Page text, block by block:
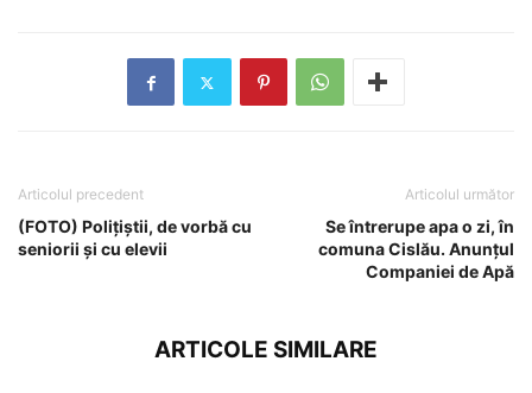
Articolul precedent
(FOTO) Polițiștii, de vorbă cu
seniorii și cu elevii
Articolul următor
Se întrerupe apa o zi, în
comuna Cislău. Anunțul
Companiei de Apă
ARTICOLE SIMILARE